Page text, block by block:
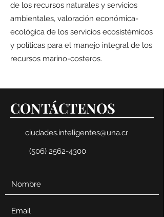
de los recursos naturales y servicios
ambientales, valoración económica-
ecológica de los servicios ecosistémicos
y políticas para el manejo integral de los
recursos marino-costeros.
CONTÁCTENOS
ciudades.inteligentes@una.cr
(506) 2562-4300